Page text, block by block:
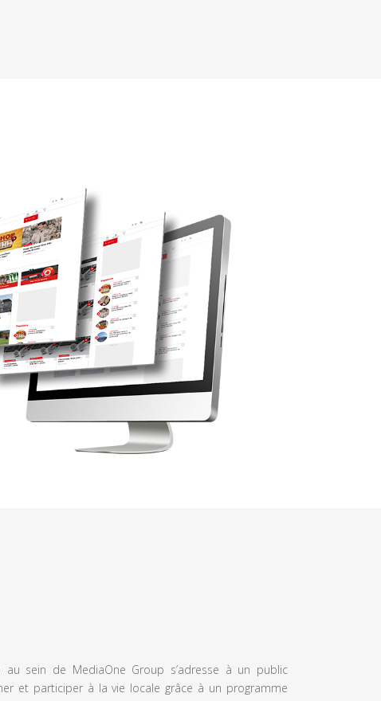
sein de MediaOne Group s’adresse à un public
et participer à la vie locale grâce à un programme